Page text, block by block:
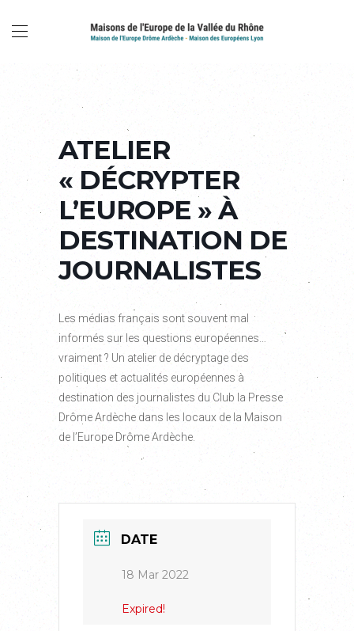
ATELIER
« DÉCRYPTER
L’EUROPE » À
DESTINATION DE
JOURNALISTES
Les médias français sont souvent mal
informés sur les questions européennes…
vraiment ? Un atelier de décryptage des
politiques et actualités européennes à
destination des journalistes du Club la Presse
Drôme Ardèche dans les locaux de la Maison
de l’Europe Drôme Ardèche.
DATE
18 Mar 2022
Expired!